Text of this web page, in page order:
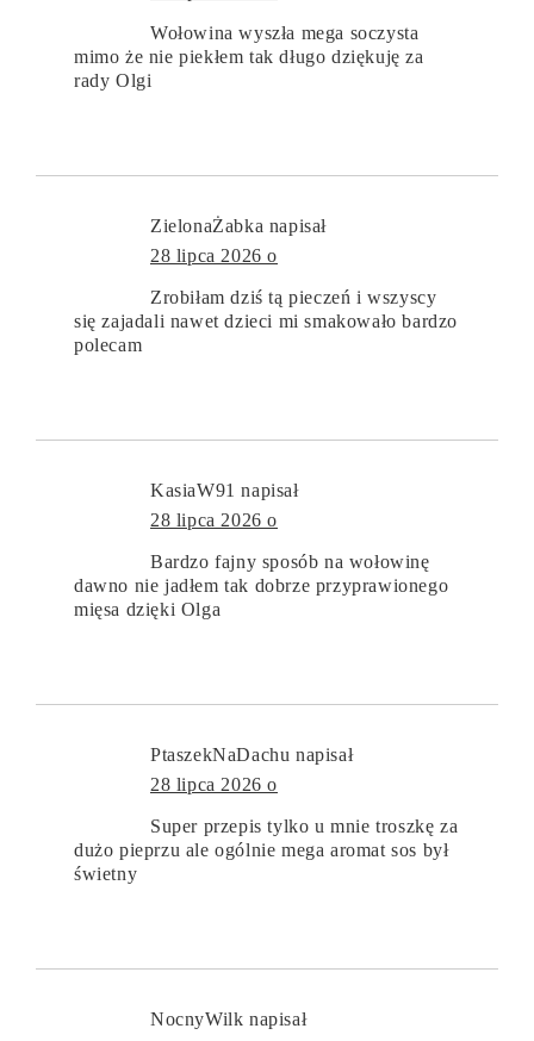
Wołowina wyszła mega soczysta
mimo że nie piekłem tak długo dziękuję za
rady Olgi
ZielonaŻabka napisał
28 lipca 2026 o
Zrobiłam dziś tą pieczeń i wszyscy
się zajadali nawet dzieci mi smakowało bardzo
polecam
KasiaW91 napisał
28 lipca 2026 o
Bardzo fajny sposób na wołowinę
dawno nie jadłem tak dobrze przyprawionego
mięsa dzięki Olga
PtaszekNaDachu napisał
28 lipca 2026 o
Super przepis tylko u mnie troszkę za
dużo pieprzu ale ogólnie mega aromat sos był
świetny
NocnyWilk napisał